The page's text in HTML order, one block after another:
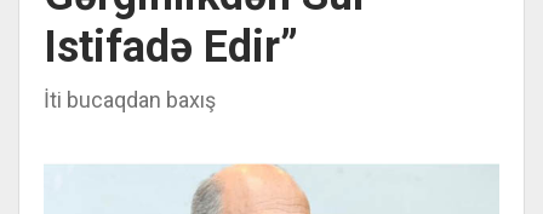
Istifadə Edir”
İti bucaqdan baxış